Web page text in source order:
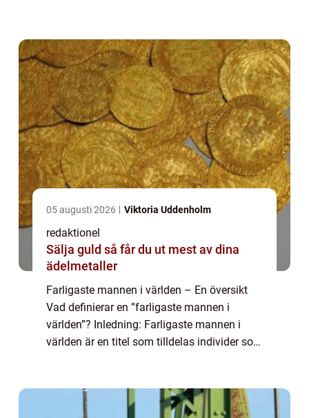
05 augusti 2026 Viktoria Uddenholm
redaktionel
Sälja guld så får du ut mest av dina
ädelmetaller
Farligaste mannen i världen – En översikt
Vad definierar en ”farligaste mannen i
världen”? Inledning: Farligaste mannen i
världen är en titel som tilldelas individer som